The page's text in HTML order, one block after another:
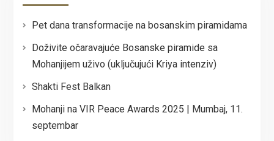
Pet dana transformacije na bosanskim piramidama
Doživite očaravajuće Bosanske piramide sa
Mohanjijem uživo (uključujući Kriya intenziv)
Shakti Fest Balkan
Mohanji na VIR Peace Awards 2025 | Mumbaj, 11.
septembar